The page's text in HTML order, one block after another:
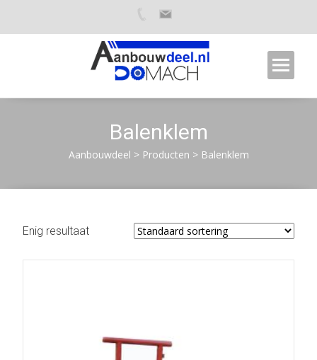
Balenklem
Aanbouwdeel > Producten > Balenklem
Enig resultaat